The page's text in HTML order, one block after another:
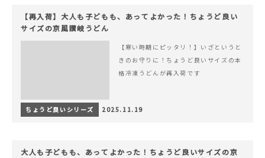
【再入荷】大人も子どもも、あってよかった！ちょうど良い
サイズの京風讃岐うどん
【寒い時期にピッタリ！】いざというと
きのお守りに！ちょうど良いサイズの本
格冷凍うどんが再入荷です
ちょうど良いシリーズ 2025.11.19
大人も子どもも、あってよかった！ちょうど良いサイズの京